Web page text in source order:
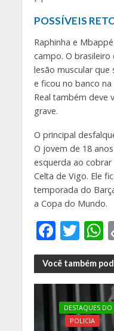
POSSÍVEIS
Raphinha e
campo. O
lesão muscular que
e ficou no banco
Real também deve
grave.
O principal
O jovem de 18
esquerda ao
Celta de Vigo. Ele
temporada do
a Copa do Mundo.
F
ac
e
b
o
T
w
itt
er s
Você também
DESTAQUES
POLICIA